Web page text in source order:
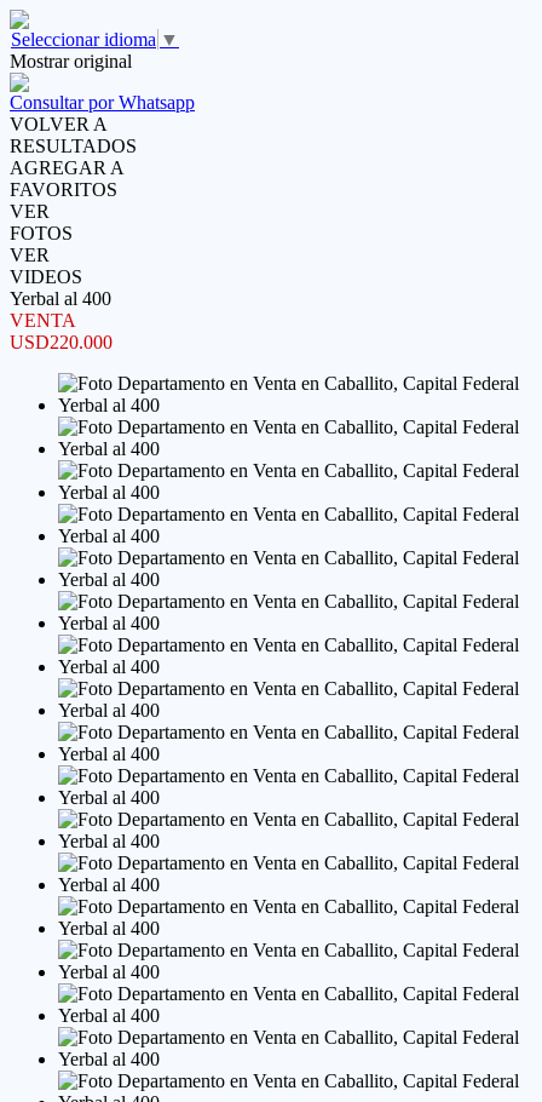
Seleccionar idioma ▼
Mostrar original
Consultar por Whatsapp
VOLVER A
RESULTADOS
AGREGAR A
FAVORITOS
VER
FOTOS
VER
VIDEOS
Yerbal al 400
VENTA
USD220.000